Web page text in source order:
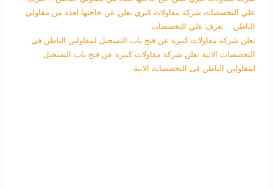
علي التخصصات شركة مقاولات كبري تعلن عن حاجتها لعدد من مقاولي
الباطن .. تعرف علي التخصصات
تعلن شركة مقاولات كبيرة عن فتح باب التسجيل لمقاولين الباطن فى
التخصصات الاتية تعلن شركة مقاولات كبيرة عن فتح باب التسجيل
لمقاولين الباطن فى التخصصات الاتية